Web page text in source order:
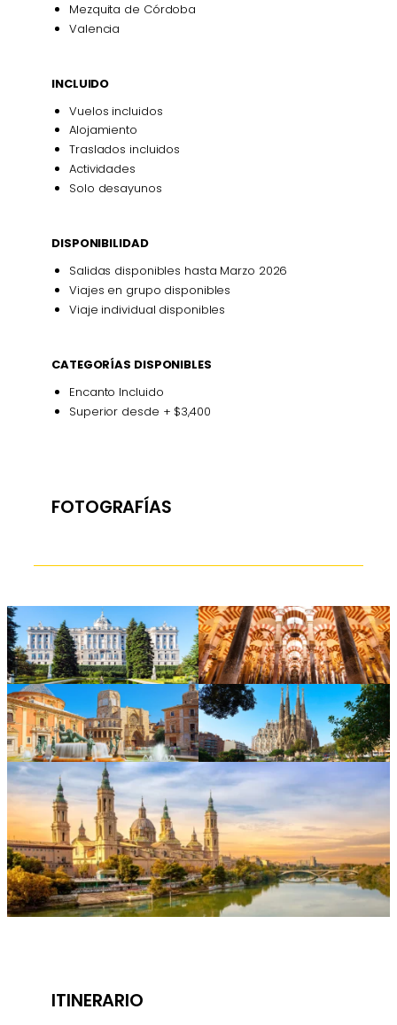
Mezquita de Córdoba
Valencia
INCLUIDO
Vuelos incluidos
Alojamiento
Traslados incluidos
Actividades
Solo desayunos
DISPONIBILIDAD
Salidas disponibles hasta Marzo 2026
Viajes en grupo disponibles
Viaje individual disponibles
CATEGORÍAS DISPONIBLES
Encanto Incluido
Superior desde + $3,400
FOTOGRAFÍAS
ITINERARIO